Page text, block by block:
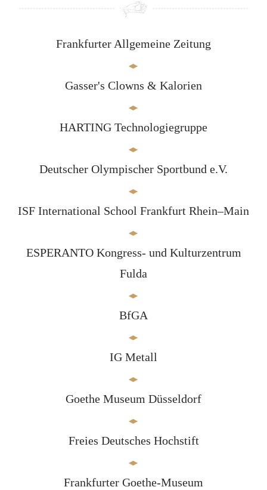
Frankfurter Allgemeine Zeitung
Gasser's Clowns & Kalorien
HARTING Technologiegruppe
Deutscher Olympischer Sportbund e.V.
ISF International School Frankfurt Rhein–Main
ESPERANTO Kongress- und Kulturzentrum
Fulda
BfGA
IG Metall
Goethe Museum Düsseldorf
Freies Deutsches Hochstift
Frankfurter Goethe-Museum